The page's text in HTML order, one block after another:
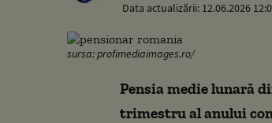
Data actualizării: 12.06.2026
sursa: profimediaimages.ro/
Pensia medie lunară
trimestru al anului